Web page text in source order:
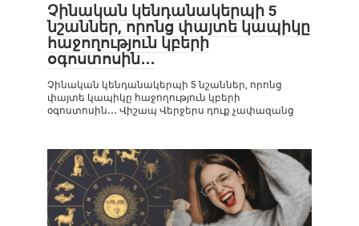
Չինական կենդանակերպի 5
նշաններ, որոնց փայտե կապիկը
հաջողություն կբերի
օգոստոսին․․․
Չինական կենդանակերպի 5 նշաններ, որոնց
փայտե կապիկը հաջողություն կբերի
օգոստոսին․․․ Վիշապ Վերջերս դուք չափազանց